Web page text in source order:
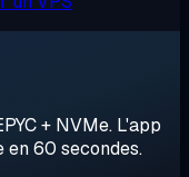
+ NVMe. L'app
en 60 secondes.